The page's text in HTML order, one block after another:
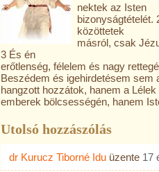
nektek az Isten
bizonyságtételét.
közöttetek
másról, csak
3 És én
erőtlenség, félelem és nagy
Beszédem és igehirdetésem
hangzott hozzátok, hanem a
emberek bölcsességén, hanem
Utolsó hozzászólás
dr Kurucz Tiborné Idu üzente 17